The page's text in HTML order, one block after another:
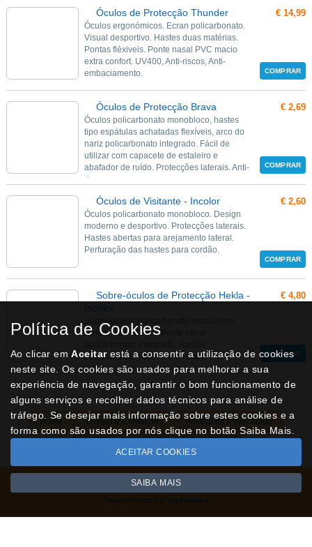
Óculos de Protecção Thunder
Óculos ergonómicos. Ecran policarbonato.
Visual desportivo. Hastes duas matérias.
Pontas fléxiveis. Ponte nasal PVC macio
extra confort. UV400, Anti-riscos, Anti-
embaciamento.
€ 14,99
COMPRAR
Óculos de Protecção Brava
Óculos policarbonato monobloco, hastes
tipo espátulas achatadas flexíveis, arco do
nariz policarbonato integrado. Fácil de
utilizar com capacete de estaleiro e
abafador de ruído. Protecções laterais. Anti-
riscos.
€ 2,69
COMPRAR
Óculos de Visitante - Incolor
Óculos policarbonato monobloco. Design
moderno e desportivo. Protecções laterais.
Hastes abertas para arejamento lateral.
Perfuração das hastes para cordão.
€ 2,60
COMPRAR
Sobre-óculos de Protecção Hekla -
Incolor
Sobre-óculos policarbonato monobloco.
Protecções laterais. Ponte nasal
policarbonato macio. Anti-riscos.
€ 4,80
COMPRAR
Home Termos e Condições Política de Privacidade
Todos os valores incluem IVA à taxa em vigor
Desenvolvido por Optimeios
Política de Cookies
Ao clicar emAceitarestá a consentir a utilização de cookies
neste site. Os cookies são usados para melhorar a sua
experiência de navegação, garantir o bom funcionamento de
alguns serviços e recolher dados técnicos para análise de
tráfego. Se desejar mais informação sobre estes cookies e a
forma como são usados por nós clique no botão Saiba Mais.
ACEITAR COOKIES
SAIBA MAIS